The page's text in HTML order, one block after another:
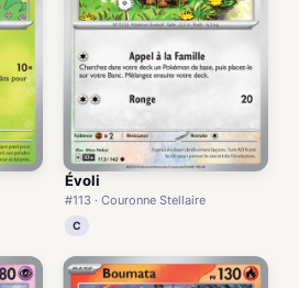
Évoli
#113 · Couronne Stellaire
C